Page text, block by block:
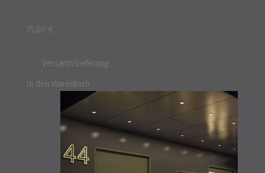
75,00 €
Versand/Lieferung
In den Warenkorb